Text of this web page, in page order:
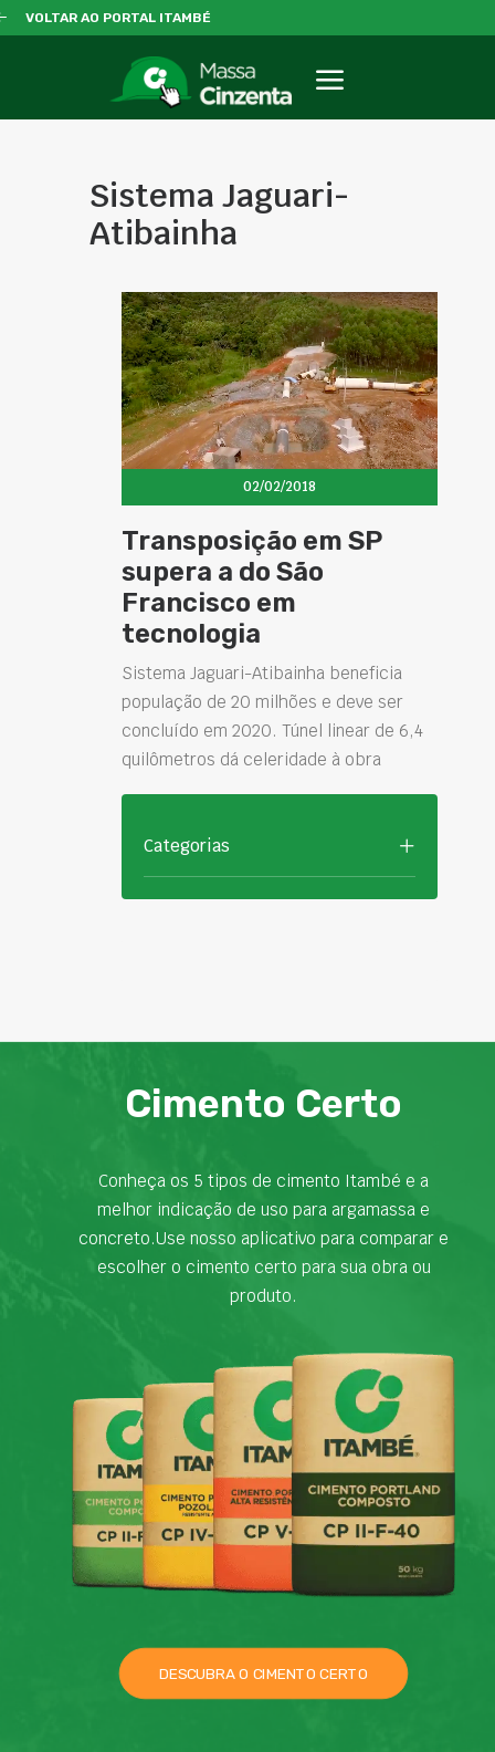
VOLTAR AO PORTAL ITAMBÉ
Sistema Jaguari-
Atibainha
02/02/2018
Transposição em SP
supera a do São
Francisco em
tecnologia
Sistema Jaguari-Atibainha beneficia
população de 20 milhões e deve ser
concluído em 2020. Túnel linear de 6,4
quilômetros dá celeridade à obra
Categorias
Cimento Certo
Conheça os 5 tipos de cimento Itambé e a
melhor indicação de uso para argamassa e
concreto.Use nosso aplicativo para comparar e
escolher o cimento certo para sua obra ou
produto.
DESCUBRA O CIMENTO CERTO